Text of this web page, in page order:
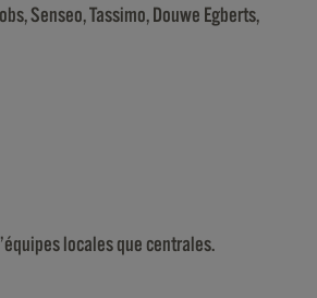
Senseo, Tassimo, Douwe Egberts,
locales que centrales.